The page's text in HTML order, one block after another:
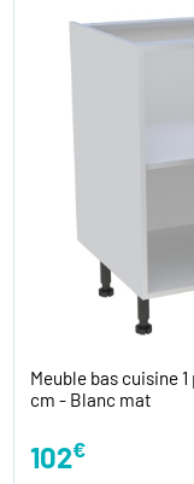
Meuble bas cuisine
cm - Blanc mat
102€